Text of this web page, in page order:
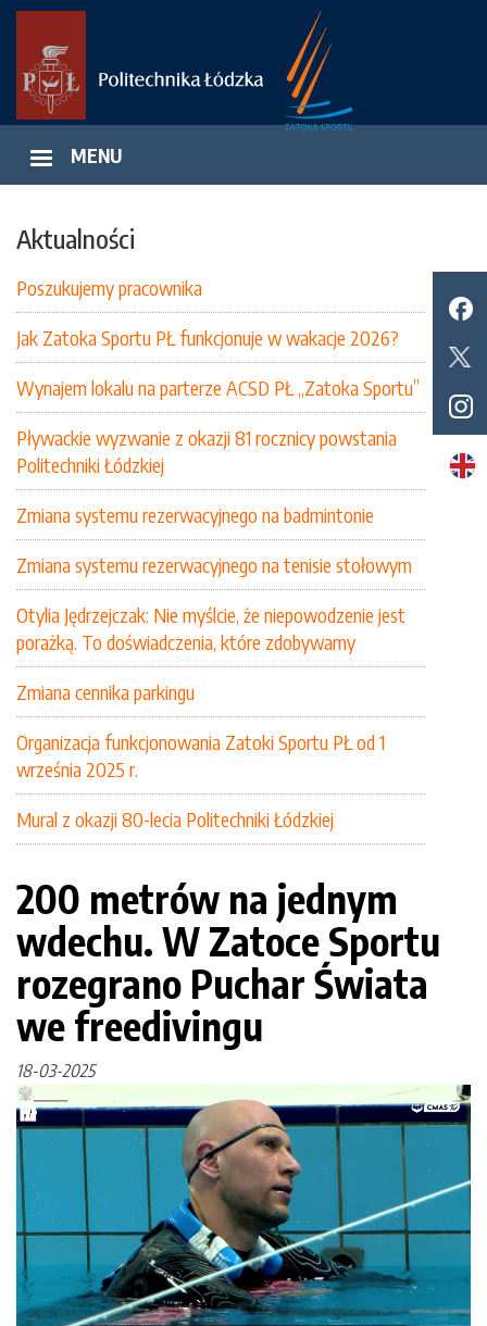
Przejdź
treści
MENU
Aktualności
Poszukujemy pracownika
Jak Zatoka Sportu PŁ funkcjonuje w wakacje 2026?
Wynajem lokalu na parterze ACSD PŁ „Zatoka Sportu”
Pływackie wyzwanie z okazji 81 rocznicy powstania
Politechniki Łódzkiej
Zmiana systemu rezerwacyjnego na badmintonie
Zmiana systemu rezerwacyjnego na tenisie stołowym
Otylia Jędrzejczak: Nie myślcie, że niepowodzenie jest
porażką. To doświadczenia, które zdobywamy
Zmiana cennika parkingu
Organizacja funkcjonowania Zatoki Sportu PŁ od 1
września 2025 r.
Mural z okazji 80-lecia Politechniki Łódzkiej
200 metrów na jednym
wdechu. W Zatoce Sportu
rozegrano Puchar Świata
we freedivingu
18-03-2025